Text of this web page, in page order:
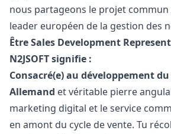
nous partageons le projet commun
leader européen de la gestion des
Être Sales Development
N2JSOFT signifie :
Consacré(e) au développement
Allemand et véritable pierre
marketing digital et le service
en amont du cycle de vente. Tu